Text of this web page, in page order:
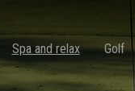
Spa and relax Golf